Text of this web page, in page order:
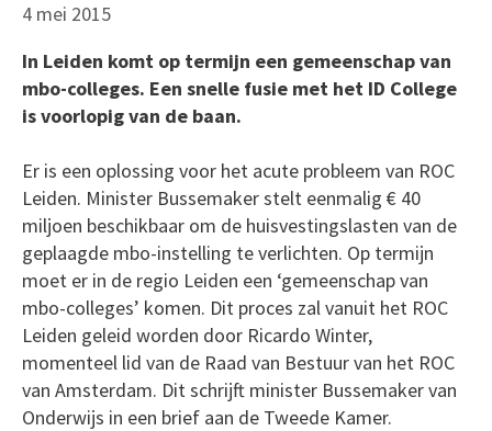
4 mei 2015
In Leiden komt op termijn een gemeenschap van
mbo-colleges. Een snelle fusie met het ID College
is voorlopig van de baan.
Er is een oplossing voor het acute probleem van ROC
Leiden. Minister Bussemaker stelt eenmalig € 40
miljoen beschikbaar om de huisvestingslasten van de
geplaagde mbo-instelling te verlichten. Op termijn
moet er in de regio Leiden een ‘gemeenschap van
mbo-colleges’ komen. Dit proces zal vanuit het ROC
Leiden geleid worden door Ricardo Winter,
momenteel lid van de Raad van Bestuur van het ROC
van Amsterdam. Dit schrijft minister Bussemaker van
Onderwijs in een brief aan de Tweede Kamer.